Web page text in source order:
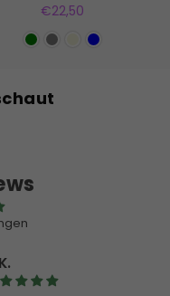
Normaler
€22,50